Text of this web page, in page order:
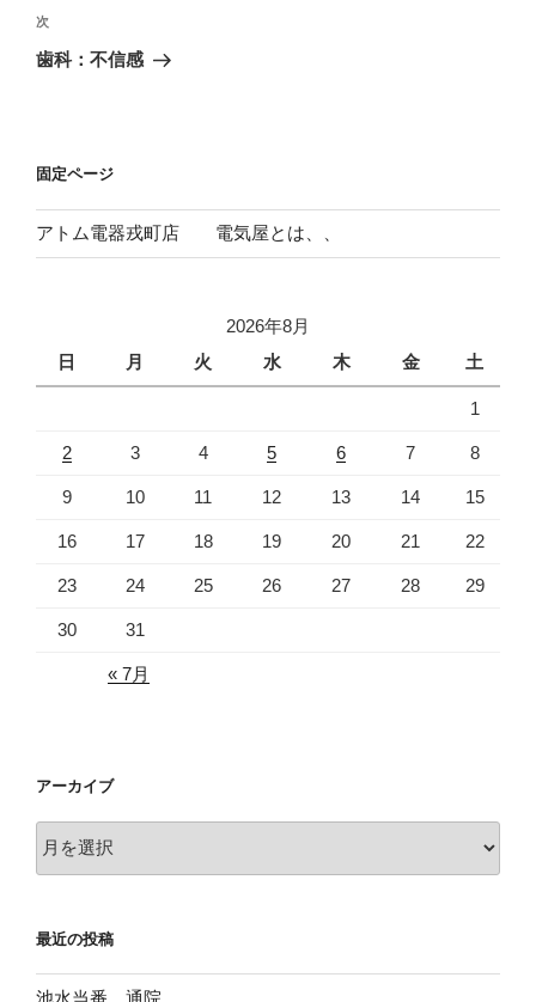
ビ
ゲ
ン
稿
次
の
次
歯科：不信感
固定ページ
アトム電器戎町店 電気屋とは、、
2026年8月
日
月 火 水 木 金 土
1
2 3 4 5 6 7 8
9 10 11 12 13 14 15
16 17 18 19 20 21 22
23 24 25 26 27 28 29
30 31
« 7月
アーカイブ
ー
ブ
最近の投稿
池水当番、通院